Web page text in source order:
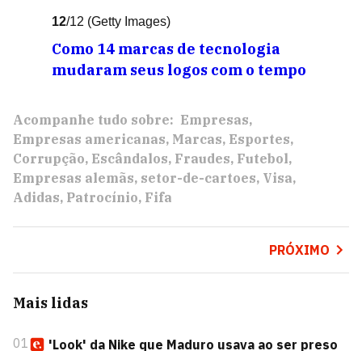
12/12 (Getty Images)
Como 14 marcas de tecnologia
mudaram seus logos com o tempo
Acompanhe tudo sobre: Empresas
Empresas americanas Marcas Esportes
Corrupção Escândalos Fraudes Futebol
Empresas alemãs setor-de-cartoes Visa
Adidas Patrocínio Fifa
PRÓXIMO
Mais lidas
01 'Look' da Nike que Maduro usava ao ser preso